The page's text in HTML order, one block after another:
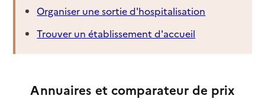
Organiser une sortie d'hospitalisation
Trouver un établissement d'accueil
Annuaires et comparateur de prix